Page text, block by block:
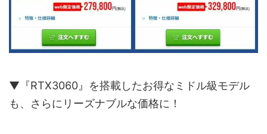
▼『RTX3060』を搭載したお得なミドル級モデル
も、さらにリーズナブルな価格に！